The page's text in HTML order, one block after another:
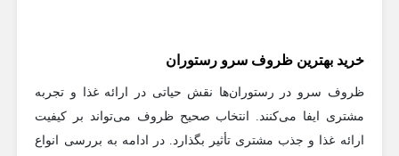
خرید بهترین ظروف سرو رستوران‌
ظروف سرو در رستوران‌ها نقش حیاتی در ارائه غذا و تجربه
مشتری ایفا می‌کنند. انتخاب صحیح ظروف می‌تواند بر کیفیت
ارائه غذا و جذب مشتری تأثیر بگذارد. در ادامه به بررسی انواع